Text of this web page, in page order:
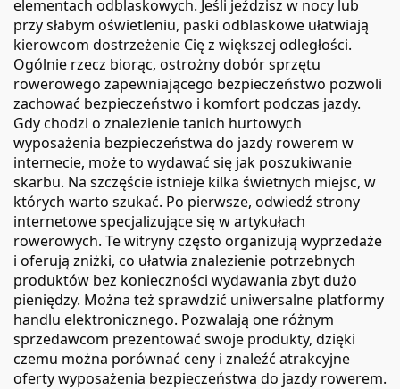
elementach odblaskowych. Jeśli jeździsz w nocy lub
przy słabym oświetleniu, paski odblaskowe ułatwiają
kierowcom dostrzeżenie Cię z większej odległości.
Ogólnie rzecz biorąc, ostrożny dobór sprzętu
rowerowego zapewniającego bezpieczeństwo pozwoli
zachować bezpieczeństwo i komfort podczas jazdy.
Gdy chodzi o znalezienie tanich hurtowych
wyposażenia bezpieczeństwa do jazdy rowerem w
internecie, może to wydawać się jak poszukiwanie
skarbu. Na szczęście istnieje kilka świetnych miejsc, w
których warto szukać. Po pierwsze, odwiedź strony
internetowe specjalizujące się w artykułach
rowerowych. Te witryny często organizują wyprzedaże
i oferują zniżki, co ułatwia znalezienie potrzebnych
produktów bez konieczności wydawania zbyt dużo
pieniędzy. Można też sprawdzić uniwersalne platformy
handlu elektronicznego. Pozwalają one różnym
sprzedawcom prezentować swoje produkty, dzięki
czemu można porównać ceny i znaleźć atrakcyjne
oferty wyposażenia bezpieczeństwa do jazdy rowerem.